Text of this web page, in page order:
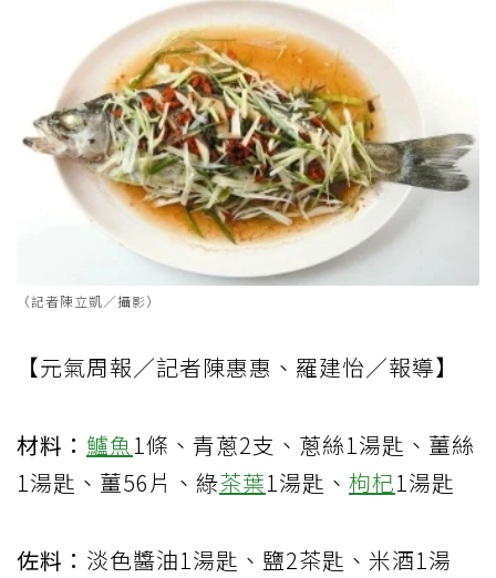
（記者陳立凱／攝影）
【元氣周報／記者陳惠惠、羅建怡／報導】
材料： 鱸魚1條、青蔥2支、蔥絲1湯匙、薑絲
1湯匙、薑56片、綠茶葉1湯匙、 枸杞1湯匙
佐料： 淡色醬油1湯匙、鹽2茶匙、米酒1湯